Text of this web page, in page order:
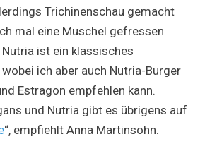
Trichinenschau gemacht
mal eine Muschel gefressen
ist ein klassisches
ich aber auch Nutria-Burger
Estragon empfehlen kann.
und Nutria gibt es übrigens auf
“, empfiehlt Anna Martinsohn.